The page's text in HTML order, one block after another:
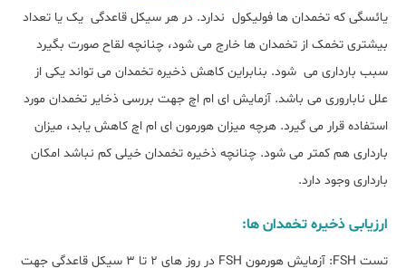
یائسگی که تخمدان ها فولیکول ندارد. در هر سیکل قاعدگی یک یا تعداد
بیشتری تخمک از تخمدان ها خارج می شود، چنانچه لقاح صورت بگیرد
سبب بارداری می شود. بنابراین کاهش ذخیره تخمدان می تواند یکی از
علل ناباروری می باشد. آزمایش ای ام اچ جهت بررسی ذخایر تخمدان مورد
استفاده قرار می گیرد. هرچه میزان هورمون ای ام اچ کاهش یابد، میزان
بارداری هم کمتر می شود. چنانچه ذخیره تخمدان خیلی کم نباشد امکان
بارداری وجود دارد.
ارزیابی ذخیره تخمدان ها:
تست FSH: آزمایش هورمون FSH در روز های 2 تا 3 سیکل قاعدگی جهت